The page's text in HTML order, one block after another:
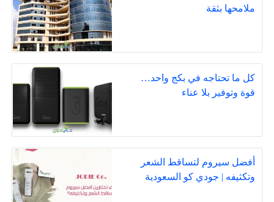
ملامحها بثقة
كل ما تحتاجه في بكج واحد…
قوة وتوفير بلا عناء
أفضل سيروم لتساقط الشعر
وتكثيفه | جودي كو السعودية